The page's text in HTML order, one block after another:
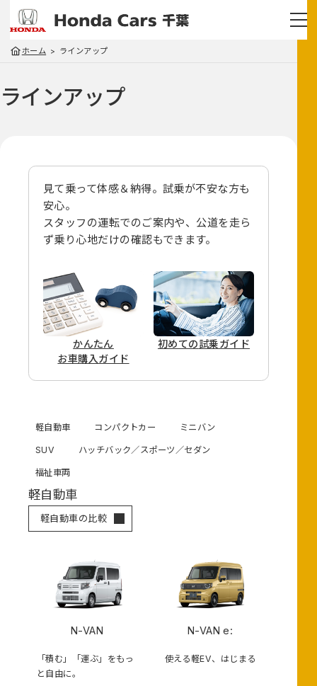
ホーム ラインアップ
ラインアップ
見て乗って体感＆納得。試乗が不安な方も
安心。
スタッフの運転でのご案内や、 公道を走ら
ず乗り心地だけの確認もできます。
かんたん
お車購入ガイド
初めての試乗ガイド
軽自動車 コンパクトカー ミニバン
SUV ハッチバック／スポーツ／セダン
福祉車両
軽自動車
軽自動車の比較
N-VAN
「積む」「運ぶ」をもっ
と自由に。
N-VAN e:
使える軽EV、はじまる